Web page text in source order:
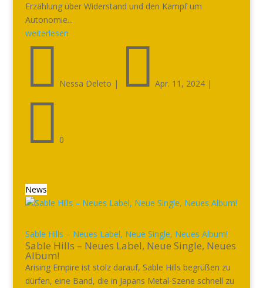
Erzählung über Widerstand und den Kampf um
Autonomie...
weiterlesen
 Nessa Deleto |  Apr. 11, 2024|
 0
News
Sable Hills – Neues Label, Neue Single, Neues Album!
Sable Hills – Neues Label, Neue Single, Neues
Album!
Arising Empire ist stolz darauf, Sable Hills begrüßen zu
dürfen, eine Band, die in Japans Metal-Szene schnell zu